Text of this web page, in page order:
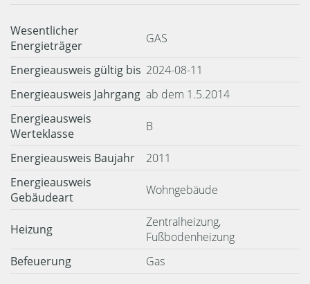
Wesentlicher
Energieträger
GAS
Energieausweis gültig bis 2024-08-11
Energieausweis Jahrgang ab dem 1.5.2014
Energieausweis
Werteklasse
B
Energieausweis Baujahr
2011
Energieausweis
Gebäudeart
Wohngebäude
Heizung
Zentralheizung,
Fußbodenheizung
Befeuerung
Gas